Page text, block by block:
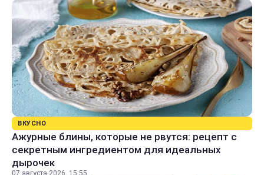
ВКУСНО
Ажурные блины, которые не рвутся: рецепт с
секретным ингредиентом для идеальных
дырочек